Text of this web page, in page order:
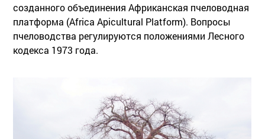
созданного объединения Африканская пчеловодная
платформа (Africa Apicultural Platform). Вопросы
пчеловодства регулируются положениями Лесного
кодекса 1973 года.